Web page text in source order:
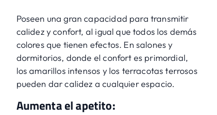
Poseen una gran capacidad para transmitir
calidez y confort, al igual que todos los demás
colores que tienen efectos. En salones y
dormitorios, donde el confort es primordial,
los amarillos intensos y los terracotas terrosos
pueden dar calidez a cualquier espacio.
Aumenta el apetito: